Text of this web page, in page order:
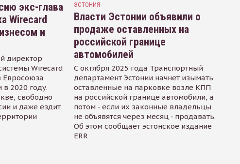
экс-глава
Wirecard
и
директор
Wirecard
Евросоюза
2020 году.
свободно
и даже ездит
ЭСТОНИЯ
Власти Эстонии объявили о
продаже оставленных на
российской границе
автомобилей
С октября 2025 года Транспортный
департамент Эстонии начнет изымать
оставленные на парковке возле КПП
на российской границе автомобили, а
потом - если их законные владельцы
не объявятся через месяц - продавать.
Об этом сообщает эстонское издание
ERR